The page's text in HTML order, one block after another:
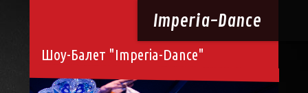
Imperia-Dance
Шоу-Балет "Imperia-Dance"